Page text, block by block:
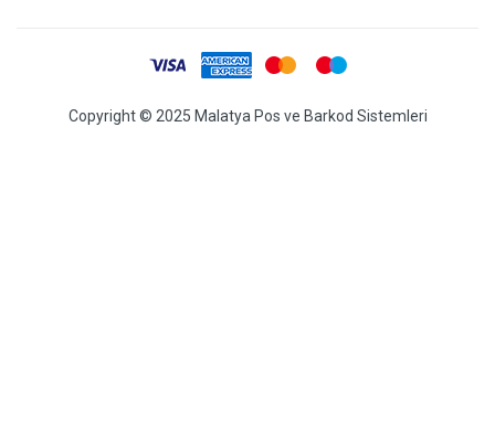
Copyright © 2025 Malatya Pos ve Barkod Sistemleri